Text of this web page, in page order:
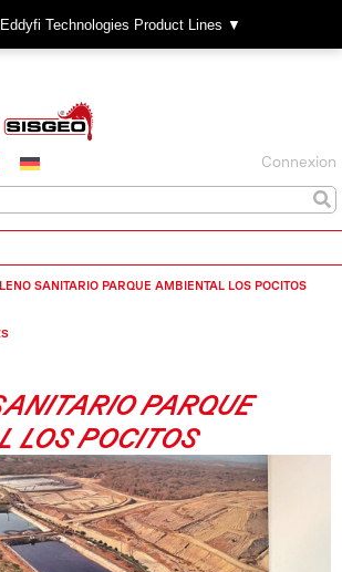
Technologies Product Lines ▼
Connexion
SANITARIO PARQUE AMBIENTAL LOS POCITOS
PARQUE
LOS POCITOS